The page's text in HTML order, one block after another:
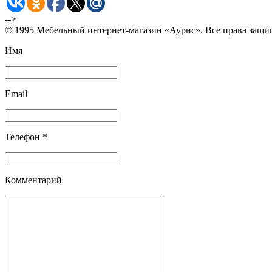
-->
© 1995 Мебельный интернет-магазин «Аурис». Все права
Имя
Email
Телефон *
Комментарий